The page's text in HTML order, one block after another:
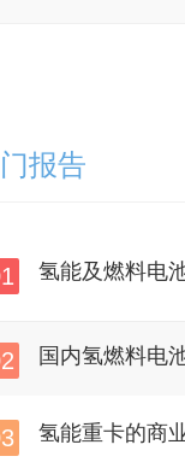
报告
氢能及燃料电
国内氢燃料电
氢能重卡的商